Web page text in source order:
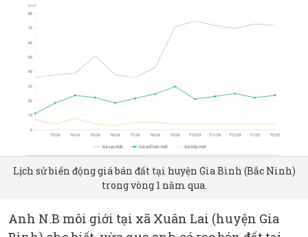
Lịch sử biến động giá bán đất tại huyện Gia Bình (Bắc Ninh)
trong vòng 1 năm qua.
Anh N.B môi giới tại xã Xuân Lai (huyện Gia